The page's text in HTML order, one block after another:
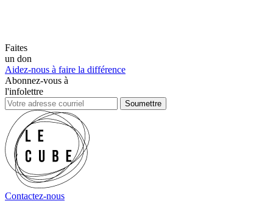
Faites
un don
Aidez-nous à faire la différence
Abonnez-vous à
l'infolettre
Soumettre
Contactez-nous